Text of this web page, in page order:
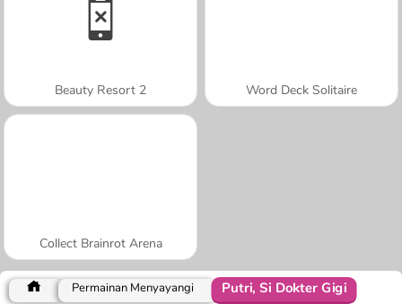
Beauty Resort 2 Word Deck Solitaire
Collect Brainrot Arena
Permainan Menyayangi Putri, Si Dokter Gigi